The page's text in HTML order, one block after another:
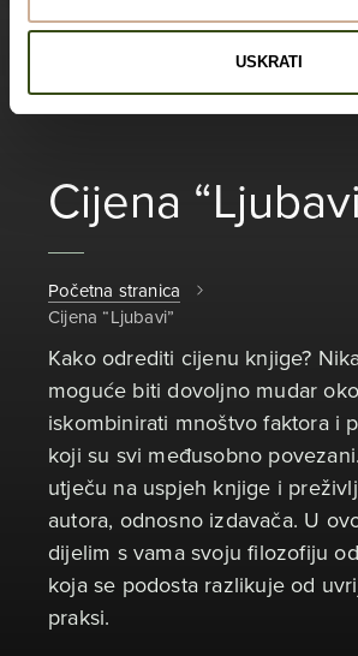
USKRATI
Cijena
Početna stranica
Cijena “Ljubavi”
Kako odrediti cijenu knjige?
moguće biti dovoljno mudar
iskombinirati mnoštvo faktora i
koji su svi međusobno
utječu na uspjeh knjige i
autora, odnosno izdavača. U
dijelim s vama svoju filozofiju
koja se podosta razlikuje od
praksi.